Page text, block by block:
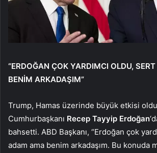
“ERDOĞAN ÇOK YARDIMCI OLDU,
BENİM ARKADAŞIM”
Trump, Hamas üzerinde büyük etkisi
Cumhurbaşkanı Recep Tayyip Erdoğan
bahsetti. ABD Başkanı, “Erdoğan çok
adam ama benim arkadaşım. Bu konuda